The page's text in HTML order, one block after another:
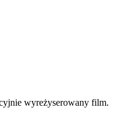
wyreżyserowany film.